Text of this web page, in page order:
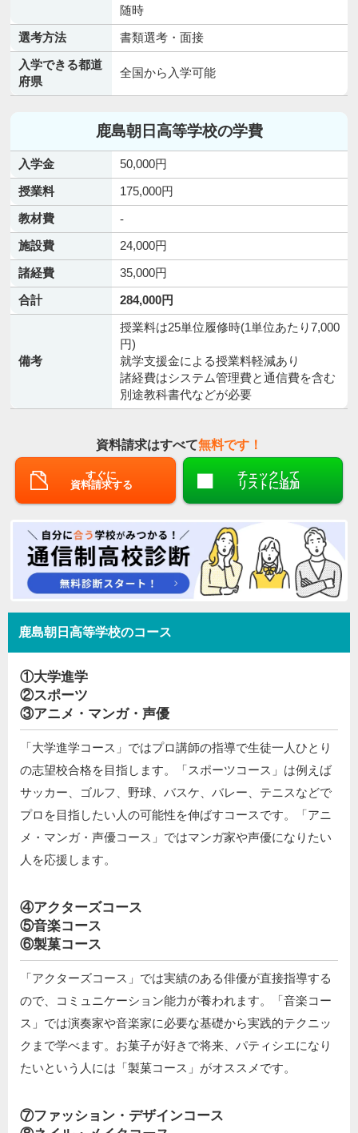
随時
選考方法
書類選考・面接
入学できる都道
府県
全国から入学可能
鹿島朝日高等学校の学費
入学金
50,000円
授業料
175,000円
教材費
-
施設費
24,000円
諸経費
35,000円
合計
284,000円
備考
授業料は25単位履修時(1単位あたり7,000
円)
就学支援金による授業料軽減あり
諸経費はシステム管理費と通信費を含む
別途教科書代などが必要
資料請求はすべて無料です！
すぐに
資料請求する
チェックして
リストに追加
鹿島朝日高等学校のコース
①大学進学
②スポーツ
③アニメ・マンガ・声優
「大学進学コース」ではプロ講師の指導で生徒一人ひとり
の志望校合格を目指します。「スポーツコース」は例えば
サッカー、ゴルフ、野球、バスケ、バレー、テニスなどで
プロを目指したい人の可能性を伸ばすコースです。「アニ
メ・マンガ・声優コース」ではマンガ家や声優になりたい
人を応援します。
④アクターズコース
⑤音楽コース
⑥製菓コース
「アクターズコース」では実績のある俳優が直接指導する
ので、コミュニケーション能力が養われます。「音楽コー
ス」では演奏家や音楽家に必要な基礎から実践的テクニッ
クまで学べます。お菓子が好きで将来、パティシエになり
たいという人には「製菓コース」がオススメです。
⑦ファッション・デザインコース